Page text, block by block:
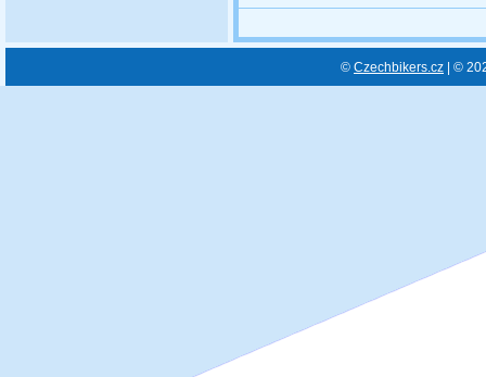
© Czechbikers.cz | ©